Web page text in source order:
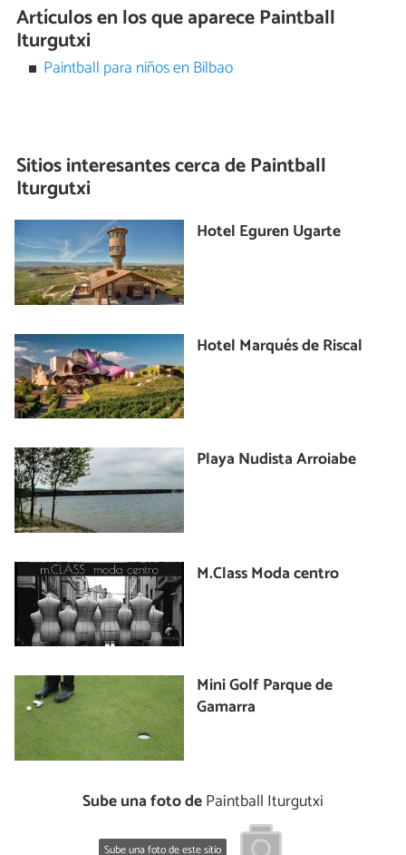
Artículos en los que aparece Paintball
Iturgutxi
Paintball para niños en Bilbao
Sitios interesantes cerca dePaintball
Iturgutxi
Hotel Eguren Ugarte
Hotel Marqués de Riscal
Playa Nudista Arroiabe
M.Class Moda centro
Mini Golf Parque de
Gamarra
Sube una foto dePaintball Iturgutxi
Sube una foto de este sitio